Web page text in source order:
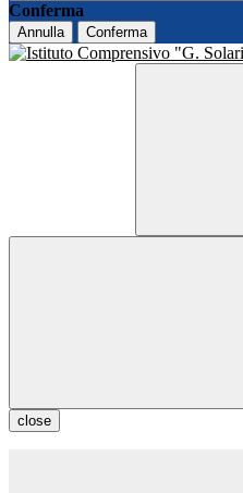
Conferma
Annulla Conferma
close